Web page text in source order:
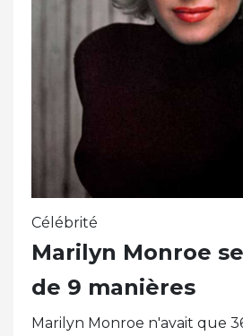
Célébrité
Marilyn Monroe
de 9 manières
Marilyn Monroe n'avait que